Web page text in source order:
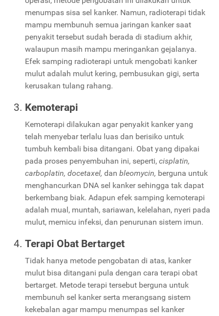
menumpas sisa sel kanker. Namun, radioterapi tidak
mampu membunuh semua jaringan kanker saat
penyakit tersebut sudah berada di stadium akhir,
walaupun masih mampu meringankan gejalanya.
Efek samping radioterapi untuk mengobati kanker
mulut adalah mulut kering, pembusukan gigi, serta
kerusakan tulang rahang.
Kemoterapi
Kemoterapi dilakukan agar penyakit kanker yang
telah menyebar terlalu luas dan berisiko untuk
tumbuh kembali bisa ditangani. Obat yang dipakai
pada proses penyembuhan ini, seperti, cisplatin,
carboplatin, docetaxel, dan bleomycin, berguna untuk
menghancurkan DNA sel kanker sehingga tak dapat
berkembang biak. Adapun efek samping kemoterapi
adalah mual, muntah, sariawan, kelelahan, nyeri pada
mulut, memicu infeksi, dan penurunan sistem imun.
Terapi Obat Bertarget
Tidak hanya metode pengobatan di atas, kanker
mulut bisa ditangani pula dengan cara terapi obat
bertarget. Metode terapi tersebut berguna untuk
membunuh sel kanker serta merangsang sistem
kekebalan agar mampu menumpas sel kanker